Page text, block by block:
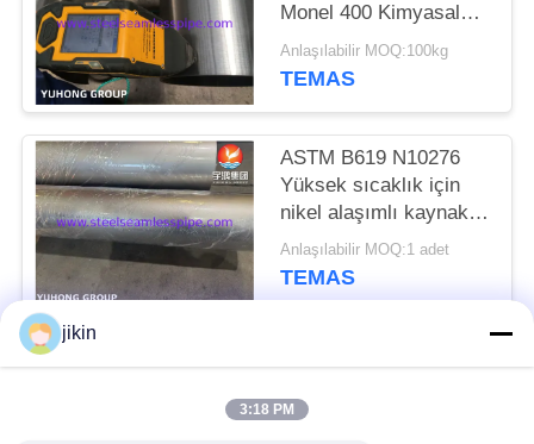
Monel 400 Kimyasal
Uygulamalar için
Anlaşılabilir MOQ:100kg
TEMAS
ASTM B619 N10276
Yüksek sıcaklık için
nikel alaşımlı kaynaklı
boru
Anlaşılabilir MOQ:1 adet
TEMAS
Popüler Kategoriler
jikin
3:18 PM